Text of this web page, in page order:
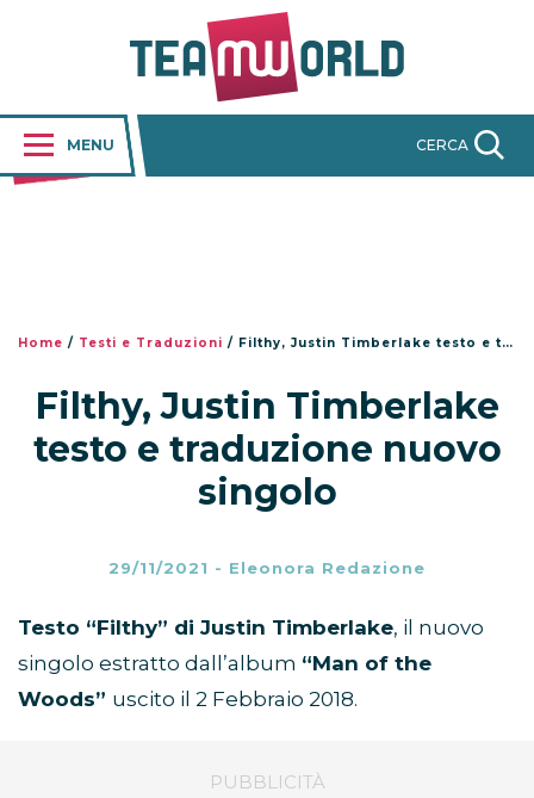
MENU CERCA
Home / Testi e Traduzioni / Filthy, Justin Timberlake testo e traduzione nuovo singolo
Filthy, Justin Timberlake
testo e traduzione nuovo
singolo
29/11/2021 - Eleonora Redazione
Testo “Filthy” di Justin Timberlake, il nuovo
singolo estratto dall’album “Man of the
Woods” uscito il 2 Febbraio 2018.